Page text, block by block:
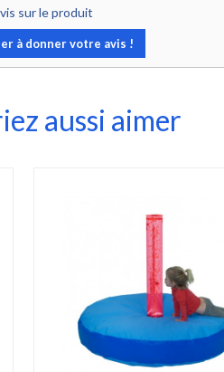
sur le produit
à donner votre avis !
aussi aimer